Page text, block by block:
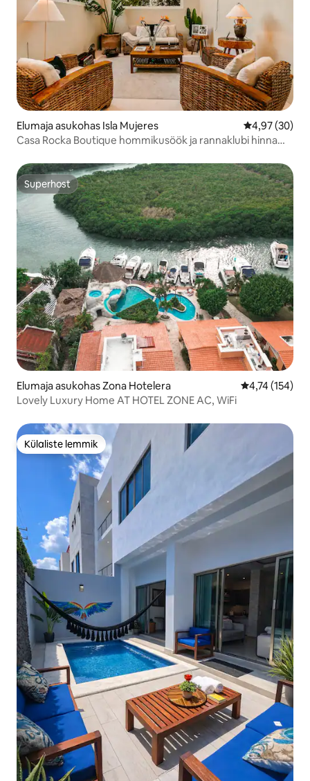
Elumaja asukohas Isla Mujeres Keskmine
4,97 (30)
Casa Rocka Boutique hommikusöök ja rannaklubi hinna
Superhost
Superhost
Elumaja asukohas Zona Hotelera Keskmine
4,74 (154)
Lovely Luxury Home AT HOTEL ZONE AC, WiFi
Külaliste lemmik
Külaliste lemmik